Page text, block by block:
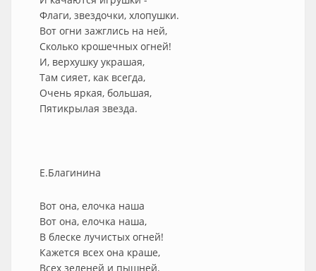
Флаги, звездочки, хлопушки.
Вот огни зажглись на ней,
Сколько крошечных огней!
И, верхушку украшая,
Там сияет, как всегда,
Очень яркая, большая,
Пятикрылая звезда.
Е.Благинина
Вот она, елочка наша
Вот она, елочка наша,
В блеске лучистых огней!
Кажется всех она краше,
Всех зеленей и пышней.